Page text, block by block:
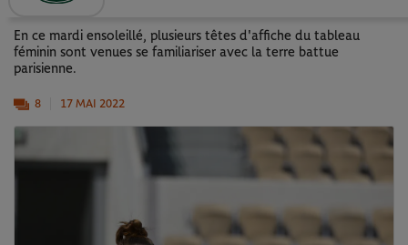
En ce mardi ensoleillé, plusieurs têtes d'affiche du tableau
féminin sont venues se familiariser avec la terre battue
parisienne.
8 17 MAI 2022